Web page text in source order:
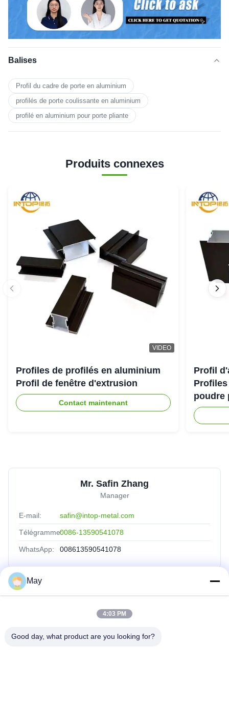
Balises
Profil du cadre de porte en aluminium
profilés de porte coulissante en aluminium
profilé en aluminium pour porte pliante
Produits connexes
VIDEO
Profiles de profilés en aluminium
Profil de fenêtre d'extrusion
Contact maintenant
Profil
poudre
Mr. Safin Zhang
Manager
E-mail: safin@intop-metal.com
Télégramme:0086-13590541078
WhatsApp: 008613590541078
Liens Rapides
Aperçu
A Propos De Nous
May
4:03 PM
Good day, what product are you looking for?